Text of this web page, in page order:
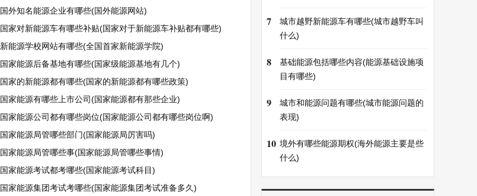
国外知名能源企业有哪些(国外能源网站)
国家对新能源车有哪些补贴(国家对于新能源车补贴都有哪些)
新能源学校网站有哪些(全国首家新能源学院)
国家能源后备基地有哪些(国家级能源基地有几个)
国家的新能源都有哪些(国家的新能源都有哪些政策)
国家能源有哪些上市公司(国家能源都有那些企业)
国家能源公司都有哪些岗位(国家能源公司都有哪些岗位啊)
国家能源局管哪些部门(国家能源局厉害吗)
国家能源局管哪些事(国家能源局管哪些事情)
国家能源考试都考哪些(国家能源考试科目)
国家能源集团考试考哪些(国家能源集团考试准备多久)
7
城市越野新能源车有哪些(城市越野车叫
什么)
8
基础能源包括哪些内容(能源基础设施项
目有哪些)
9
城市和能源问题有哪些(城市能源问题的
表现)
10 境外有哪些能源期权(海外能源主要是些
什么)